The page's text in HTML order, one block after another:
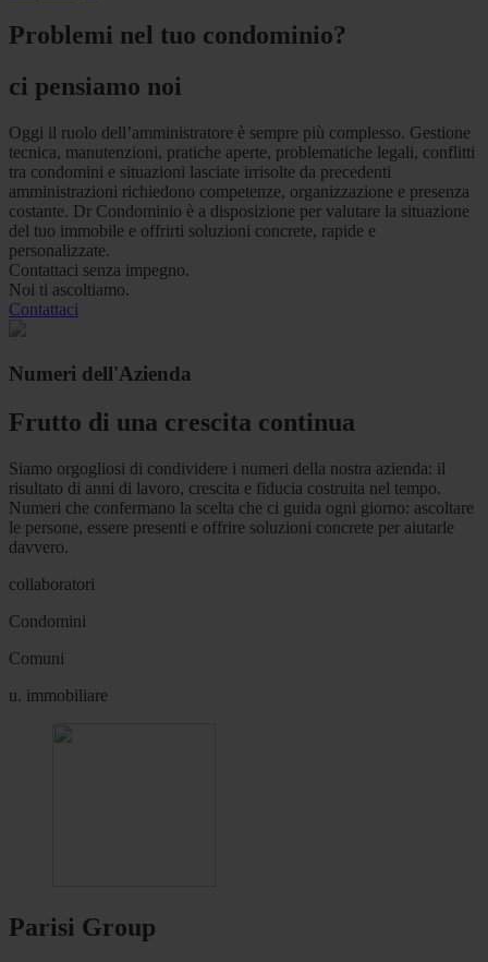
Problemi nel tuo condominio?
ci pensiamo noi
Oggi il ruolo dell’amministratore è sempre più complesso. Gestione
tecnica, manutenzioni, pratiche aperte, problematiche legali, conflitti
tra condomini e situazioni lasciate irrisolte da precedenti
amministrazioni richiedono competenze, organizzazione e presenza
costante. Dr Condominio è a disposizione per valutare la situazione
del tuo immobile e offrirti soluzioni concrete, rapide e
personalizzate.
Contattaci senza impegno.
Noi ti ascoltiamo.
Contattaci
Numeri dell'Azienda
Frutto di una crescita continua
Siamo orgogliosi di condividere i numeri della nostra azienda: il
risultato di anni di lavoro, crescita e fiducia costruita nel tempo.
Numeri che confermano la scelta che ci guida ogni giorno: ascoltare
le persone, essere presenti e offrire soluzioni concrete per aiutarle
davvero.
collaboratori
Condomini
Comuni
u. immobiliare
Parisi Group